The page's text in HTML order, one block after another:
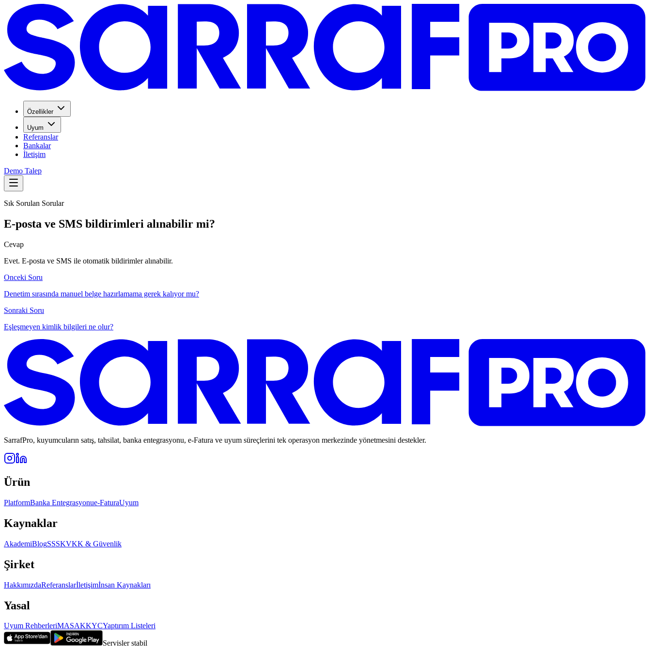
Özellikler
Uyum
Referanslar
Bankalar
İletişim
Demo Talep
Sık Sorulan Sorular
E-posta ve SMS bildirimleri alınabilir mi?
Cevap
Evet. E-posta ve SMS ile otomatik bildirimler alınabilir.
Onceki Soru
Denetim sırasında manuel belge hazırlamama gerek kalıyor mu?
Sonraki Soru
Eşleşmeyen kimlik bilgileri ne olur?
SarrafPro, kuyumcuların satış, tahsilat, banka entegrasyonu, e-Fatura ve uyum süreçlerini tek operasyon merkezinde yönetmesini destekler.
Ürün
PlatformBanka Entegrasyonue-FaturaUyum
Kaynaklar
AkademiBlogSSSKVKK & Güvenlik
Şirket
HakkımızdaReferanslarİletişimİnsan Kaynakları
Yasal
Uyum RehberleriMASAKKYCYaptırım Listeleri
Servisler stabil